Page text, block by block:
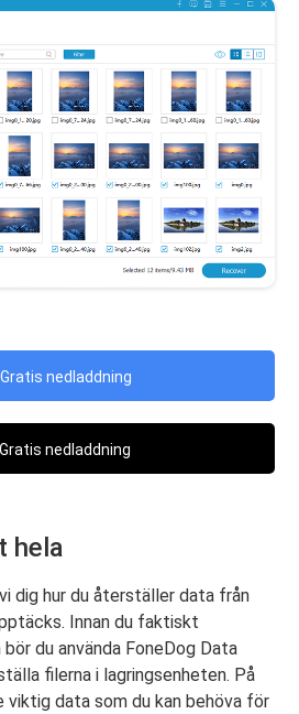
Gratis nedladdning
Gratis nedladdning
hela
vi dig hur du återställer data från
Innan du faktiskt
du använda FoneDog Data
filerna i lagringsenheten. På
data som du kan behöva för